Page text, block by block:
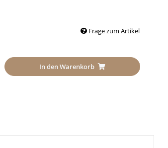
Frage zum Artikel
In den Warenkorb